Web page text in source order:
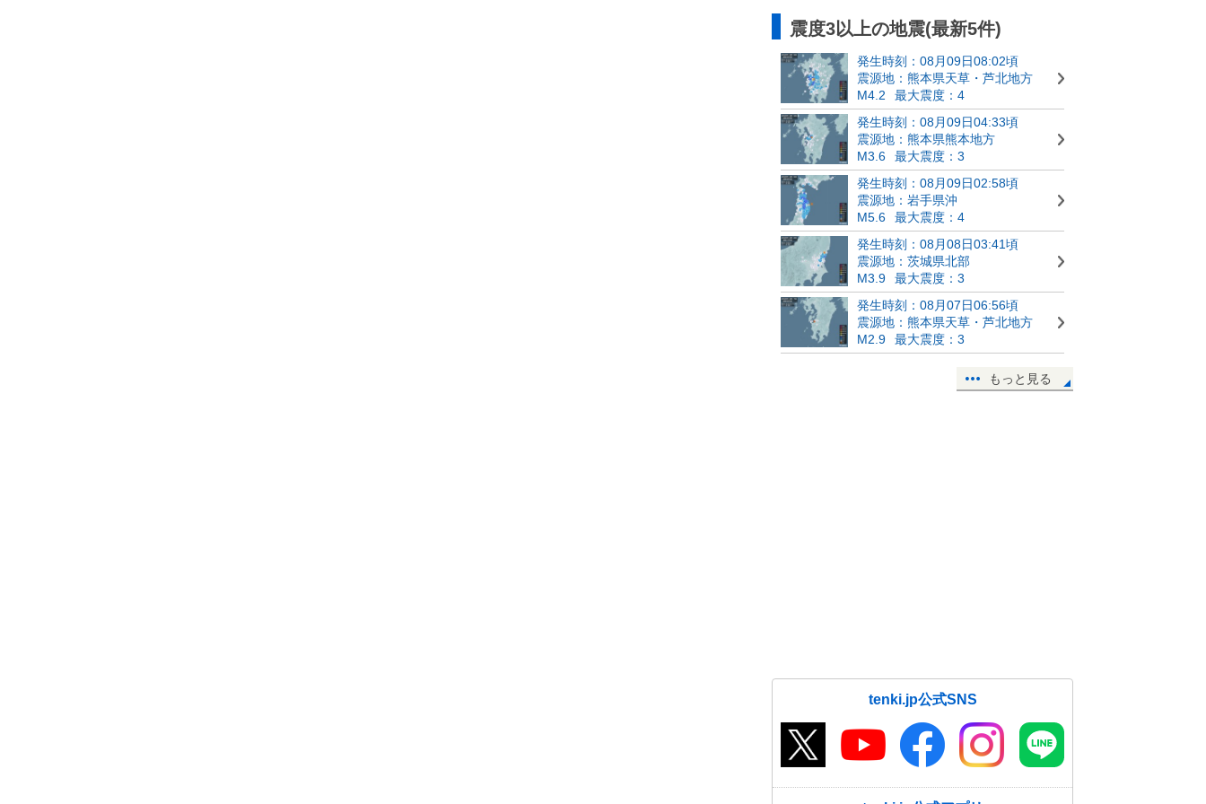
震度3以上の地震(最新5件)
発生時刻：08月09日08:02頃
震源地：熊本県天草・芦北地方
M4.2
最大震度：4
発生時刻：08月09日04:33頃
震源地：熊本県熊本地方
M3.6
最大震度：3
発生時刻：08月09日02:58頃
震源地：岩手県沖
M5.6
最大震度：4
発生時刻：08月08日03:41頃
震源地：茨城県北部
M3.9
最大震度：3
発生時刻：08月07日06:56頃
震源地：熊本県天草・芦北地方
M2.9
最大震度：3
もっと見る
tenki.jp公式SNS